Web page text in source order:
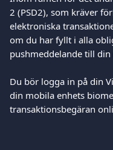
2 (PSD2), som kräver
elektroniska
om du har fyllt i alla
pushmeddelande till
Du bör logga in på din
din mobila enhets
transaktionsbegäran